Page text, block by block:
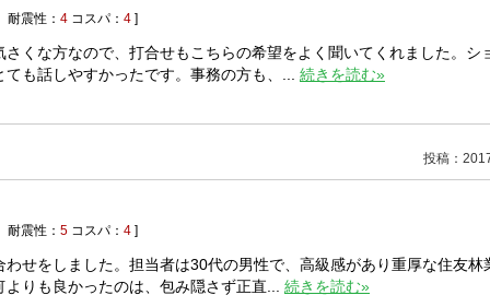
震性： 4 コスパ： 4 ]
くな方なので、打合せもこちらの希望をよく聞いてくれました。シ
も話しやすかったです。事務の方も、... 続きを読む»
投稿：
震性： 5 コスパ： 4 ]
せをしました。担当者は30代の男性で、高級感があり重厚な住友林
りも良かったのは、包み隠さず正直... 続きを読む»